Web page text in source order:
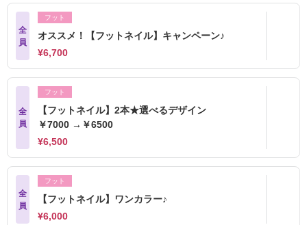
全
員
フット
オススメ！【フットネイル】キャンペーン♪
¥6,700
全
員
フット
【フットネイル】2本★選べるデザイン
￥7000 →￥6500
¥6,500
全
員
フット
【フットネイル】ワンカラー♪
¥6,000